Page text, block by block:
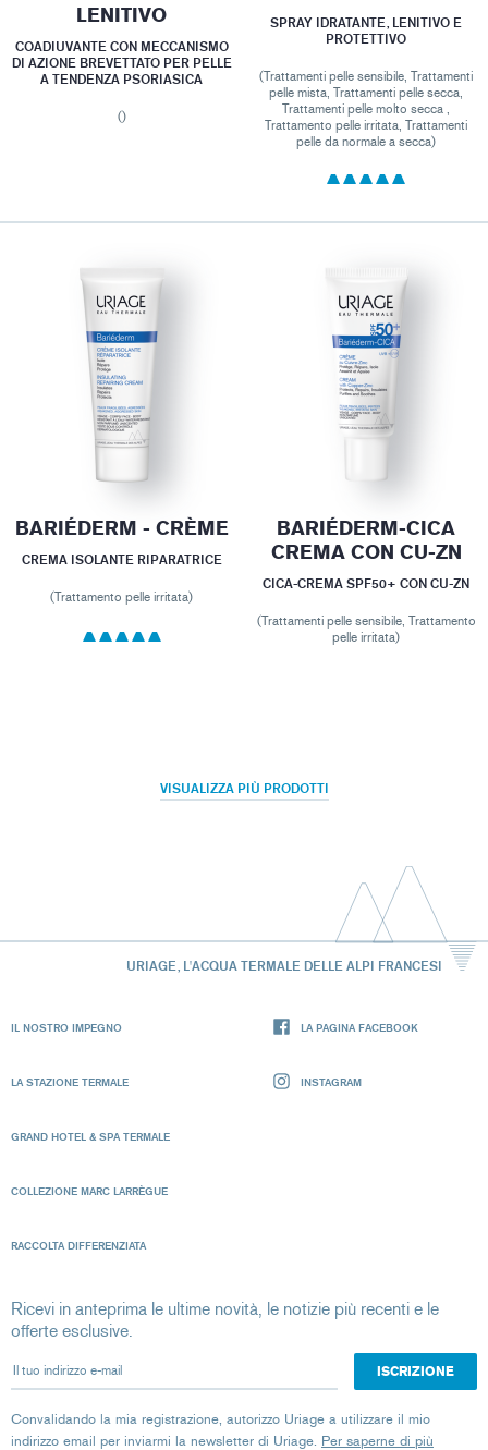
LENITIVO
COADIUVANTE CON MECCANISMO
DI AZIONE BREVETTATO PER PELLE
A TENDENZA PSORIASICA
()
SPRAY IDRATANTE, LENITIVO E
PROTETTIVO
(Trattamenti pelle sensibile, Trattamenti
pelle mista, Trattamenti pelle secca,
Trattamenti pelle molto secca ,
Trattamento pelle irritata, Trattamenti
pelle da normale a secca)
BARIÉDERM - CRÈME
CREMA ISOLANTE RIPARATRICE
(Trattamento pelle irritata)
BARIÉDERM-CICA
CREMA CON CU-ZN
CICA-CREMA SPF50+ CON CU-ZN
(Trattamenti pelle sensibile, Trattamento
pelle irritata)
VISUALIZZA PIÙ PRODOTTI
URIAGE, L'ACQUA TERMALE DELLE ALPI FRANCESI
IL NOSTRO IMPEGNO
LA STAZIONE TERMALE
GRAND HOTEL & SPA TERMALE
COLLEZIONE MARC LARRÈGUE
RACCOLTA DIFFERENZIATA
LA PAGINA FACEBOOK
INSTAGRAM
Ricevi in anteprima le ultime novità, le notizie più recenti e le
offerte esclusive.
Il tuo indirizzo e-mail
Convalidando la mia registrazione, autorizzo Uriage a utilizzare il mio
indirizzo email per inviarmi la newsletter di Uriage. Per saperne di più